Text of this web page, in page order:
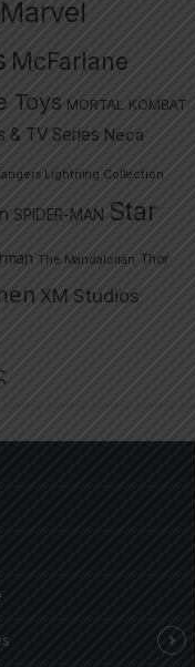
Marvel
McFarlane
Toys MORTAL KOMBAT
& TV Series Neca
Lightning Collection
SPIDER-MAN Star
The Mandalorian Thor
XM Studios